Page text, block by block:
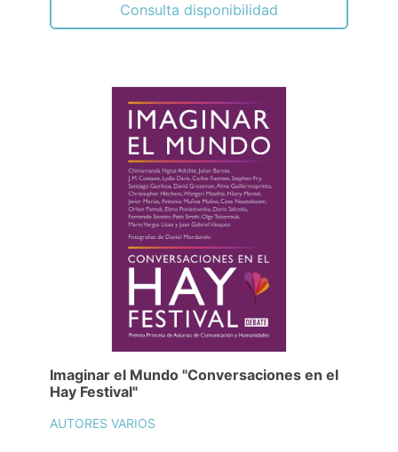
Consulta disponibilidad
Imaginar el Mundo "Conversaciones en el
Hay Festival"
AUTORES VARIOS